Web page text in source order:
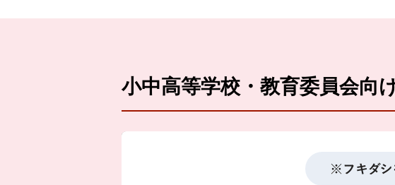
小中高等学校・教育委員会向